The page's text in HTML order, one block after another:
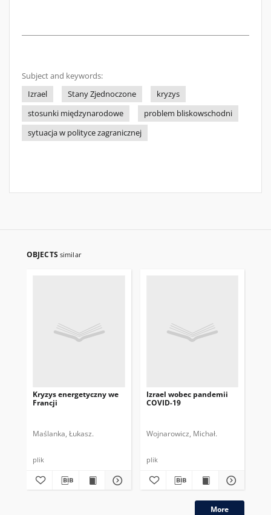
Subject and keywords:
Izrael
Stany Zjednoczone
kryzys
stosunki międzynarodowe
problem bliskowschodni
sytuacja w polityce zagranicznej
OBJECTS similar
Kryzys energetyczny we
Francji
Maślanka, Łukasz.
plik
Izrael wobec pandemii
COVID-19
Wojnarowicz, Michał.
plik
More